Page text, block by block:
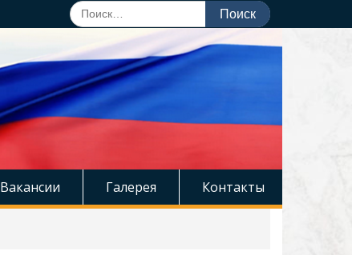
Поиск
по:
Вакансии Галерея Контакты